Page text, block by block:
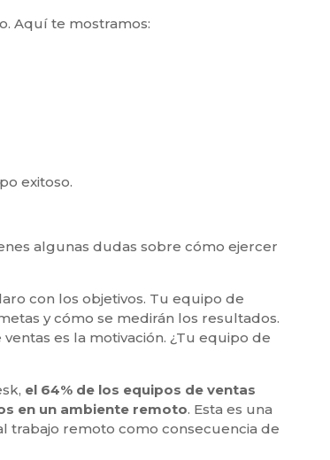
Aquí te mostramos:
exitoso.
algunas dudas sobre cómo ejercer
con los objetivos. Tu equipo de
y cómo se medirán los resultados.
es la motivación. ¿Tu equipo de
el 64% de los equipos de ventas
en un ambiente remoto. Esta es una
trabajo remoto como consecuencia de